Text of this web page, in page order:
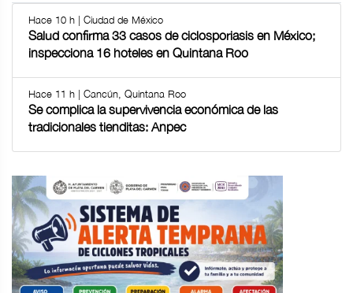
Hace 10 h | Ciudad de México
Salud confirma 33 casos de ciclosporiasis en México;
inspecciona 16 hoteles en Quintana Roo
Hace 11 h | Cancún, Quintana Roo
Se complica la supervivencia económica de las
tradicionales tienditas: Anpec